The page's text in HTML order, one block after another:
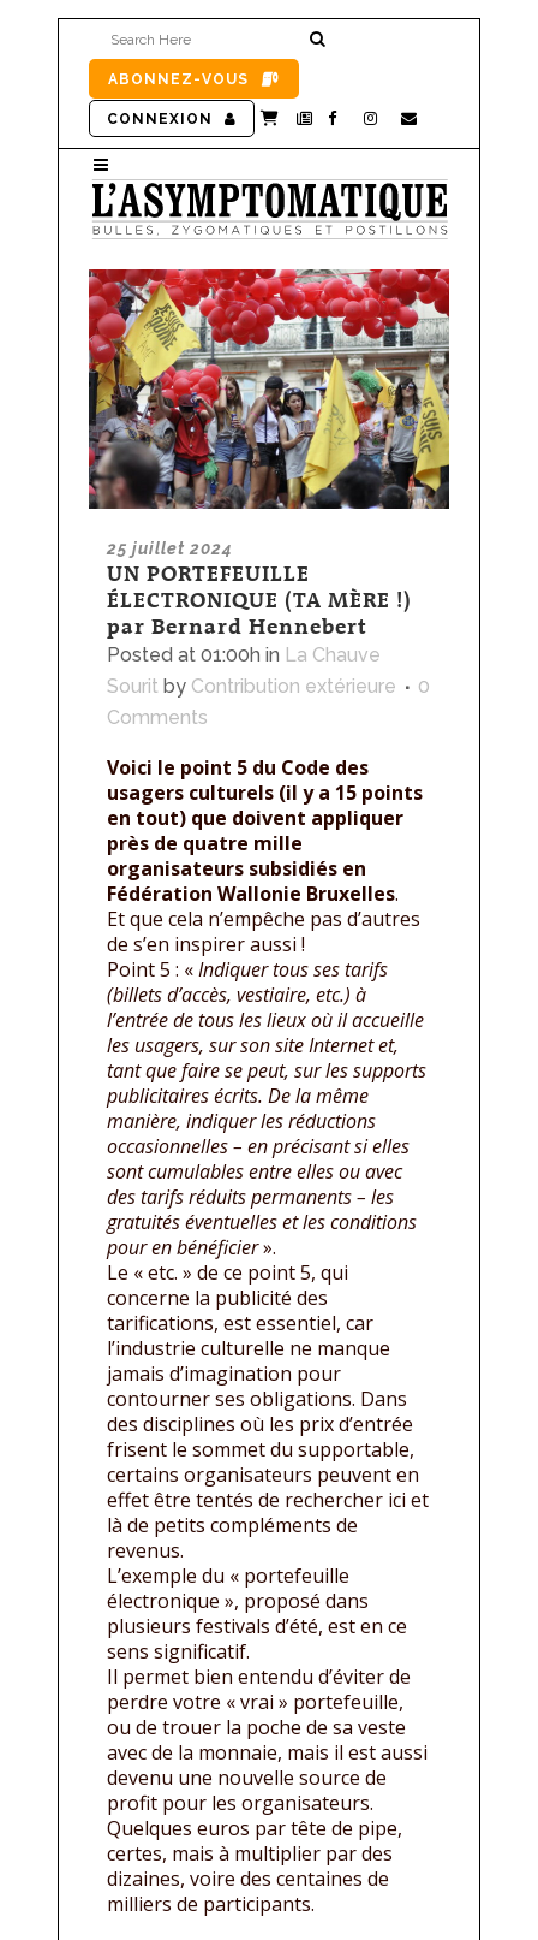
ABONNEZ-VOUS
CONNEXION
25 juillet 2024
UN PORTEFEUILLE
ÉLECTRONIQUE (TA MÈRE !)
par Bernard Hennebert
Posted at 01:00h in La Chauve
Sourit by Contribution extérieure
0
Comments
Voici le point 5 du Code des
usagers culturels (il y a 15 points
en tout) que doivent appliquer
près de quatre mille
organisateurs subsidiés en
Fédération Wallonie Bruxelles.
Et que cela n’empêche pas d’autres
de s’en inspirer aussi !
Point 5 : «Indiquer tous ses tarifs
(billets d’accès, vestiaire, etc.) à
l’entrée de tous les lieux où il accueille
les usagers, sur son site Internet et,
tant que faire se peut, sur les supports
publicitaires écrits. De la même
manière, indiquer les réductions
occasionnelles – en précisant si elles
sont cumulables entre elles ou avec
des tarifs réduits permanents – les
gratuités éventuelles et les conditions
pour en bénéficier».
Le « etc. » de ce point 5, qui
concerne la publicité des
tarifications, est essentiel, car
l’industrie culturelle ne manque
jamais d’imagination pour
contourner ses obligations. Dans
des disciplines où les prix d’entrée
frisent le sommet du supportable,
certains organisateurs peuvent en
effet être tentés de rechercher ici et
là de petits compléments de
revenus.
L’exemple du « portefeuille
électronique », proposé dans
plusieurs festivals d’été, est en ce
sens significatif.
Il permet bien entendu d’éviter de
perdre votre « vrai » portefeuille,
ou de trouer la poche de sa veste
avec de la monnaie, mais il est aussi
devenu une nouvelle source de
profit pour les organisateurs.
Quelques euros par tête de pipe,
certes, mais à multiplier par des
dizaines, voire des centaines de
milliers de participants.